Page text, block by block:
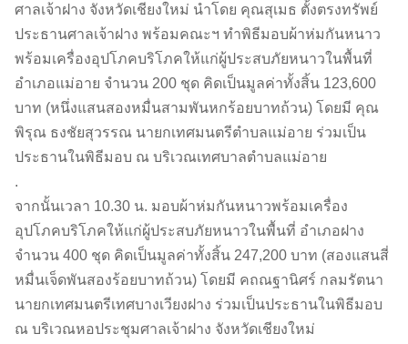
ศาลเจ้าฝาง จังหวัดเชียงใหม่ นำโดย คุณสุเมธ ตั้งตรงทรัพย์
ประธานศาลเจ้าฝาง พร้อมคณะฯ ทำพิธีมอบผ้าห่มกันหนาว
พร้อมเครื่องอุปโภคบริโภคให้แก่ผู้ประสบภัยหนาวในพื้นที่
อำเภอแม่อาย จำนวน 200 ชุด คิดเป็นมูลค่าทั้งสิ้น 123,600
บาท (หนึ่งแสนสองหมื่นสามพันหกร้อยบาทถ้วน) โดยมี คุณ
พิรุณ ธงชัยสุวรรณ นายกเทศมนตรีตำบลแม่อาย ร่วมเป็น
ประธานในพิธีมอบ ณ บริเวณเทศบาลตำบลแม่อาย
.
จากนั้นเวลา 10.30 น. มอบผ้าห่มกันหนาวพร้อมเครื่อง
อุปโภคบริโภคให้แก่ผู้ประสบภัยหนาวในพื้นที่ อำเภอฝาง
จำนวน 400 ชุด คิดเป็นมูลค่าทั้งสิ้น 247,200 บาท (สองแสนสี่
หมื่นเจ็ดพันสองร้อยบาทถ้วน) โดยมี คถณฐานิศร์ กลมรัตนา
นายกเทศมนตรีเทศบางเวียงฝาง ร่วมเป็นประธานในพิธีมอบ
ณ บริเวณหอประชุมศาลเจ้าฝาง จังหวัดเชียงใหม่